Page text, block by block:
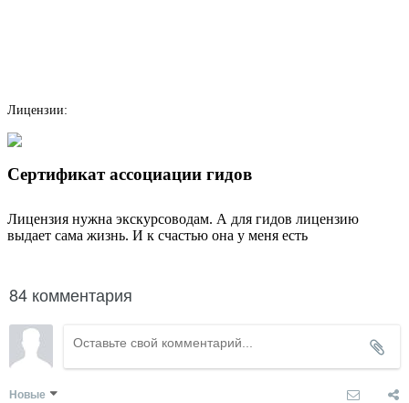
Лицензии:
Сертификат ассоциации гидов
Лицензия нужна экскурсоводам. А для гидов лицензию
выдает сама жизнь. И к счастью она у меня есть
84 комментария
Новые